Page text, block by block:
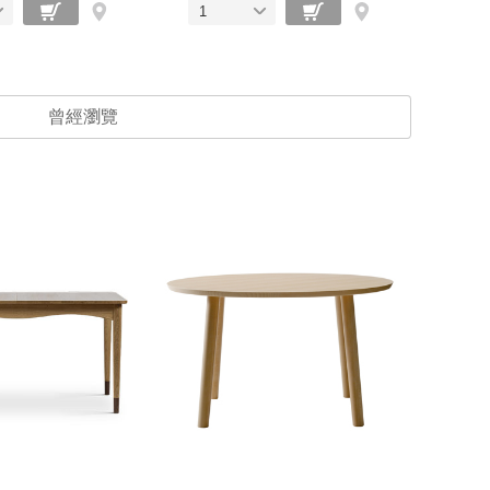
1
曾經瀏覽